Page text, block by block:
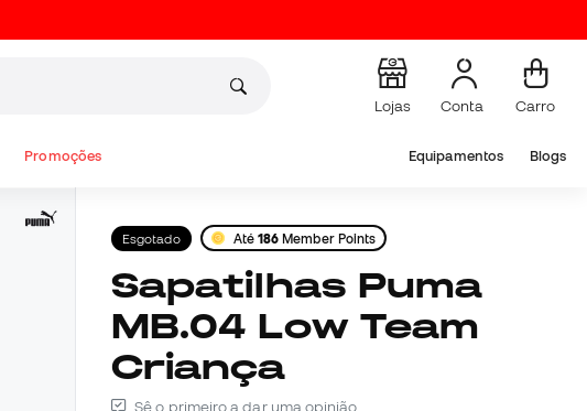
Lojas Conta Carro
Promoções Equipamentos Blogs
Esgotado Até 186 Member Points
Sapatilhas Puma
MB.04 Low Team
Criança
Sê o primeiro a dar uma opinião